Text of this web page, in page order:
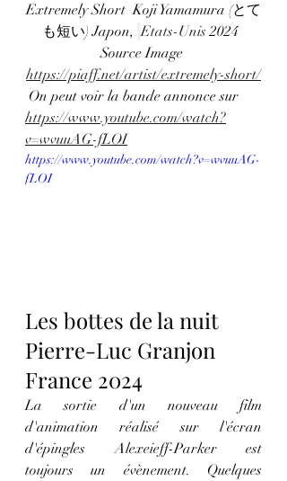
Extremely Short  Koji Yamamura (とて
も短い) Japon, Etats-Unis 2024
Source Image
https://piaff.net/artist/extremely-short/
On peut voir la bande annonce sur
https://www.youtube.com/watch?
v=wvuuAG-fLOI
https://www.youtube.com/watch?v=wvuuAG-
fLOI
Les bottes de la nuit
Pierre-Luc Granjon
France 2024
La sortie d'un nouveau film
d'animation réalisé sur l'écran
d'épingles Alexeieff-Parker est
toujours un évènement. Quelques